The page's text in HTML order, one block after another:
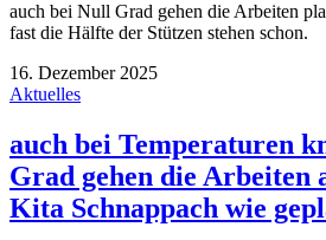
auch bei Null Grad gehen die Arbeiten
fast die Hälfte der Stützen stehen schon.
16. Dezember 2025
Aktuelles
auch bei Temperaturen
Grad gehen die Arbeiten
Kita Schnappach wie